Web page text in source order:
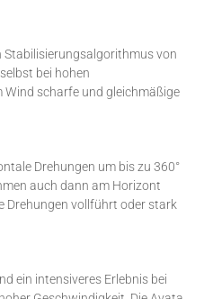
Stabilisierungsalgorithmus von
bei hohen
scharfe und gleichmäßige
Drehungen um bis zu 360°
auch dann am Horizont
Drehungen vollführt oder stark
ein intensiveres Erlebnis bei